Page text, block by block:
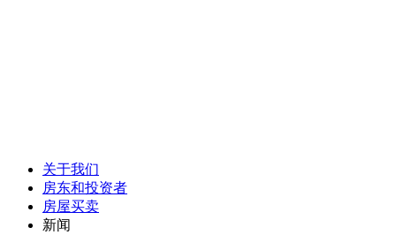
关于我们
房东和投资者
房屋买卖
新闻